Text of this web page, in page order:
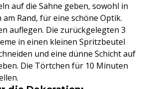
auf die Sahne geben, sowohl in
Rand, für eine schöne Optik.
auflegen. Die zurückgelegten 3
in einen kleinen Spritzbeutel
und eine dünne Schicht auf
Die Törtchen für 10 Minuten